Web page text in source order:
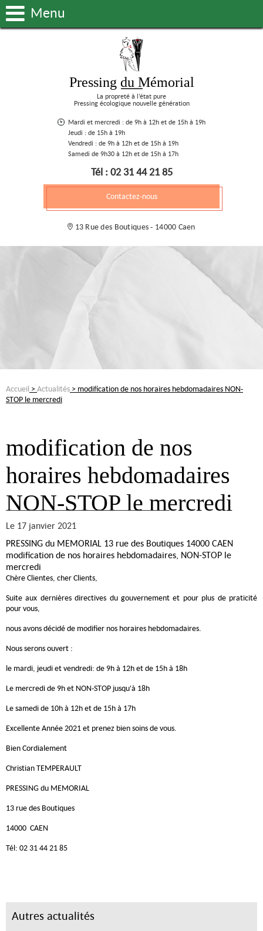
Menu
Pressing du Mémorial
La propreté à l’état pure
Pressing écologique nouvelle génération
Mardi et mercredi : de 9h à 12h et de 15h à 19h
Jeudi : de 15h à 19h
Vendredi : de 9h à 12h et de 15h à 19h
Samedi de 9h30 à 12h et de 15h à 17h
Tél : 02 31 44 21 85
Contactez-nous
13 Rue des Boutiques - 14000 Caen
Accueil >Actualités > modification de nos horaires hebdomadaires NON-
STOP le mercredi
modification de nos
horaires hebdomadaires
NON-STOP le mercredi
Le 17 janvier 2021
PRESSING du MEMORIAL 13 rue des Boutiques 14000 CAEN
modification de nos horaires hebdomadaires, NON-STOP le
mercredi
Chère Clientes, cher Clients,
Suite aux dernières directives du gouvernement et pour plus de praticité
pour vous,
nous avons décidé de modifier nos horaires hebdomadaires.
Nous serons ouvert :
le mardi, jeudi et vendredi: de 9h à 12h et de 15h à 18h
Le mercredi de 9h et NON-STOP jusqu'à 18h
Le samedi de 10h à 12h et de 15h à 17h
Excellente Année 2021 et prenez bien soins de vous.
Bien Cordialement
Christian TEMPERAULT
PRESSING du MEMORIAL
13 rue des Boutiques
14000 CAEN
Tél: 02 31 44 21 85
Autres actualités